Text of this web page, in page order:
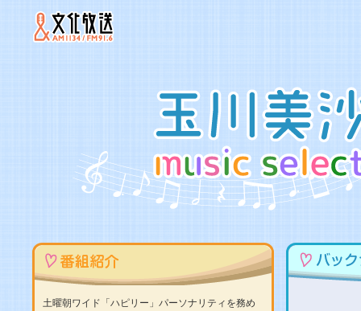
土曜朝ワイド「ハピリー」パーソナリティを務め